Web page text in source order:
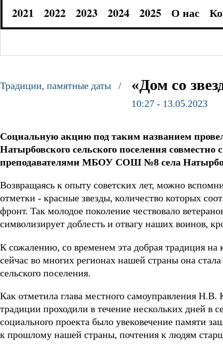
2021
2022 2023 2024 2025 О нас
Традиции, памятные даты / «Дом со
10:27 - 13.05.2023
Социальную акцию под таким названием
Натырбовского сельского поселения
преподавателями МБОУ СОШ №8 села
Возвращаясь к опыту советских лет, можно
отметки - красные звезды, количество которых
фронт. Так молодое поколение чествовало
символизирует доблесть и отвагу наших воинов,
К сожалению, со временем эта добрая традиция
сейчас во многих регионах нашей страны она
сельского поселения.
Как отметила глава местного самоуправления
традиции проходили в течение нескольких дней
социального проекта было увековечение памяти
к прошлому нашей страны, почтения к людям